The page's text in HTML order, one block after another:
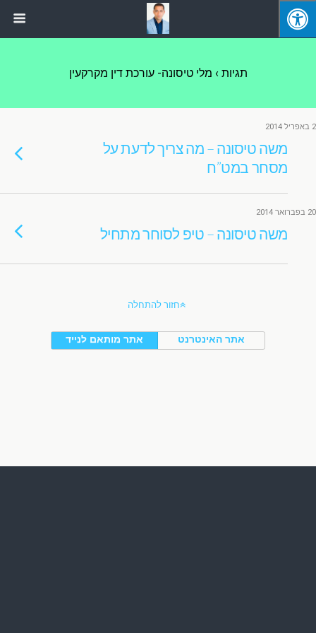
תגיות › מלי טיסונה- עורכת דין מקרקעין
2 באפריל 2014
משה טיסונה – מה צריך לדעת על
מסחר במט”ח
20 בפברואר 2014
משה טיסונה – טיפ לסוחר מתחיל
חזור להתחלה
אתר מותאם לנייד אתר האינטרנט